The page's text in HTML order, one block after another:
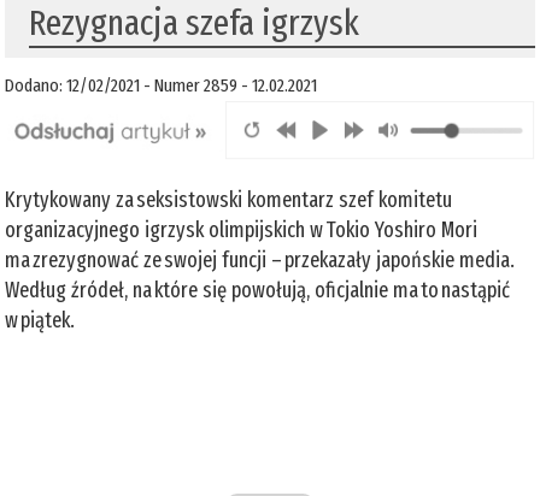
Rezygnacja szefa igrzysk
Dodano: 12/02/2021 - Numer 2859 - 12.02.2021
Krytykowany za seksistowski komentarz szef komitetu
organizacyjnego igrzysk olimpijskich w Tokio Yoshiro Mori
ma zrezygnować ze swojej funcji – przekazały japońskie media.
Według źródeł, na które się powołują, oficjalnie ma to nastąpić
w piątek.